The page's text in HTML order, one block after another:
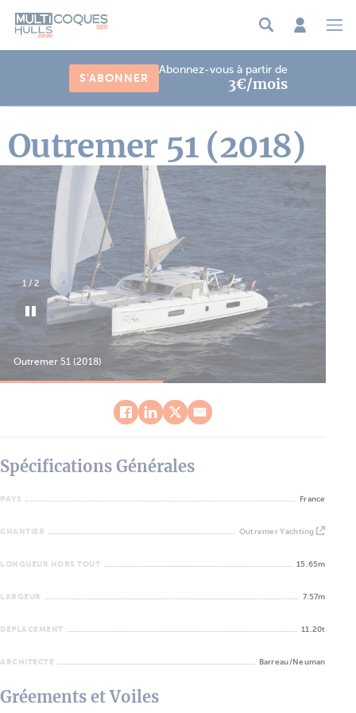
S'ABONNER
Abonnez-vous à partir de
3€/mois
Outremer 51 (2018)
Outremer 51 (2018)
1/2
Spécifications Générales
PAYS France
CHANTIER Outremer Yachting
LONGUEUR HORS TOUT 15.65m
LARGEUR 7.57m
DÉPLACEMENT 11.20t
ARCHITECTE Barreau/Neuman
Gréements et Voiles